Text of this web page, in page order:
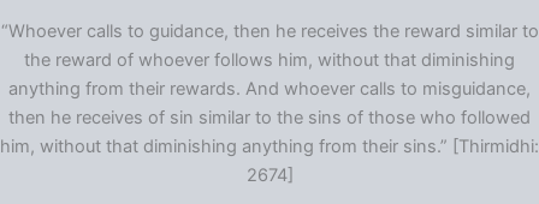
“Whoever calls to guidance, then he receives the reward similar to
the reward of whoever follows him, without that diminishing
anything from their rewards. And whoever calls to misguidance,
then he receives of sin similar to the sins of those who followed
him, without that diminishing anything from their sins.” [Thirmidhi:
2674]